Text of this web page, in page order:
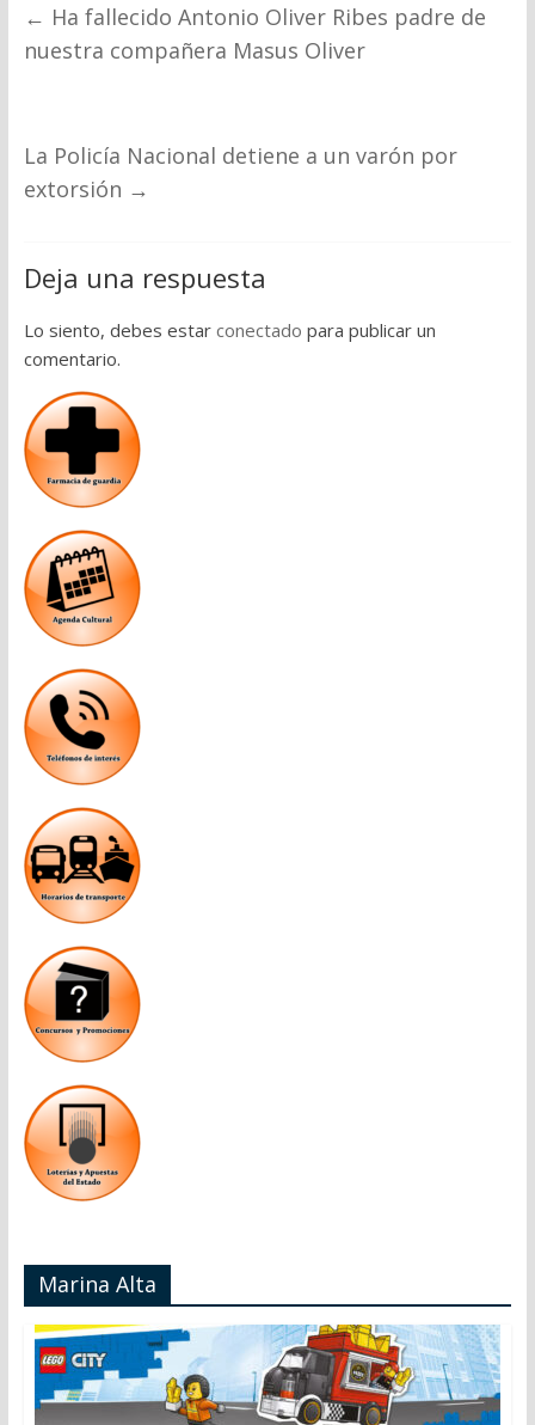
← Ha fallecido Antonio Oliver Ribes padre de
nuestra compañera Masus Oliver
La Policía Nacional detiene a un varón por
extorsión →
Deja una respuesta
Lo siento, debes estar conectado para publicar un
comentario.
Marina Alta